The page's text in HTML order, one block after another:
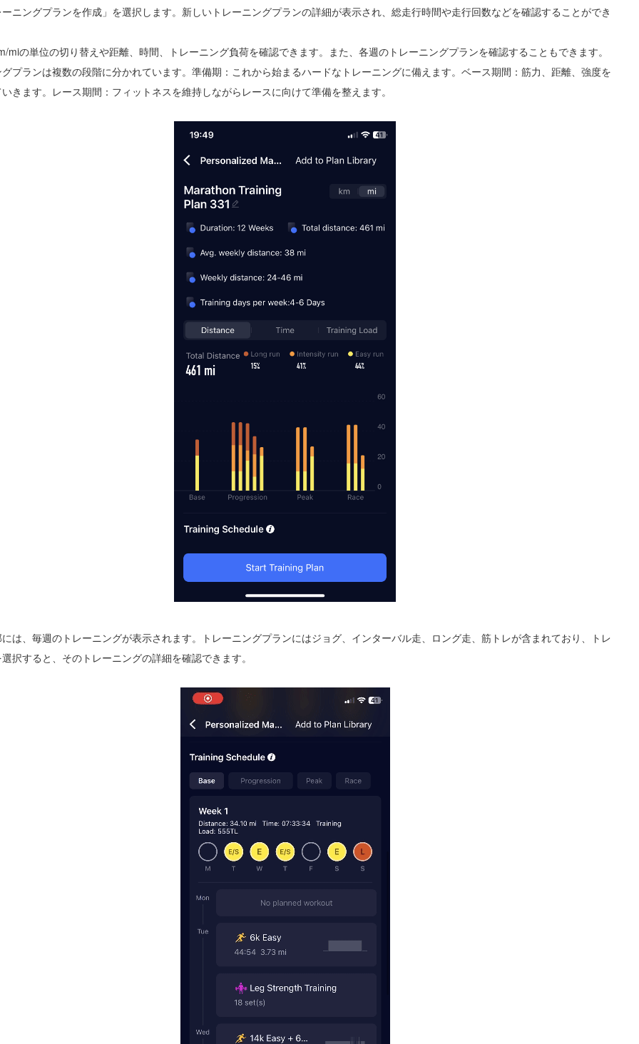
ニングプランを作成」を選択します。新しいトレーニングプランの詳細が表示され、総走行時間や走行回数などを確認することができ
miの単位の切り替えや距離、時間、トレーニング負荷を確認できます。また、各週のトレーニングプランを確認することもできます。
プランは複数の段階に分かれています。準備期：これから始まるハードなトレーニングに備えます。ベース期間：筋力、距離、強度を
きます。レース期間：フィットネスを維持しながらレースに向けて準備を整えます。
は、毎週のトレーニングが表示されます。トレーニングプランにはジョグ、インターバル走、ロング走、筋トレが含まれており、トレ
択すると、そのトレーニングの詳細を確認できます。